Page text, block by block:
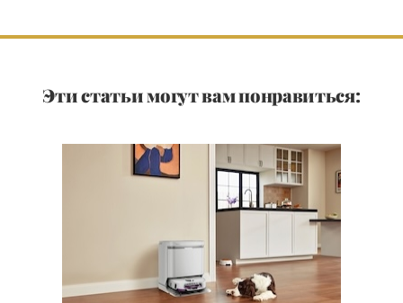
Эти статьи могут вам понравиться: